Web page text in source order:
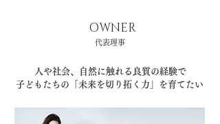
​OWNER
代表理事
人や社会、自然に触れる良質の経験で
子どもたちの「未来を切り拓く力」を育てたい